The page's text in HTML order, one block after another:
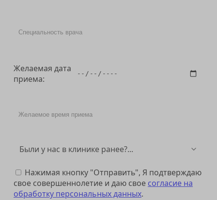
Желаемая дата
приема:
Нажимая кнопку "Отправить", Я подтверждаю
свое совершеннолетие и даю свое согласие на
обработку персональных данных.